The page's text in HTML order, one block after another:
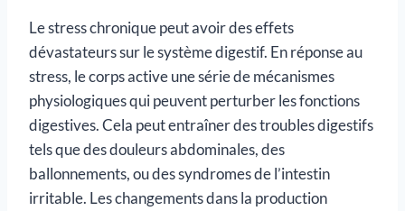
Le stress chronique peut avoir des effets
dévastateurs sur le système digestif. En réponse au
stress, le corps active une série de mécanismes
physiologiques qui peuvent perturber les fonctions
digestives. Cela peut entraîner des troubles digestifs
tels que des douleurs abdominales, des
ballonnements, ou des syndromes de l’intestin
irritable. Les changements dans la production